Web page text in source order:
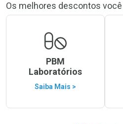
Os melhores descontos
PBM
Laboratórios
Saiba Mais >